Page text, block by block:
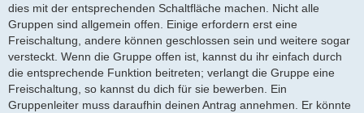
dies mit der entsprechenden Schaltfläche machen. Nicht alle
Gruppen sind allgemein offen. Einige erfordern erst eine
Freischaltung, andere können geschlossen sein und weitere sogar
versteckt. Wenn die Gruppe offen ist, kannst du ihr einfach durch
die entsprechende Funktion beitreten; verlangt die Gruppe eine
Freischaltung, so kannst du dich für sie bewerben. Ein
Gruppenleiter muss daraufhin deinen Antrag annehmen. Er könnte